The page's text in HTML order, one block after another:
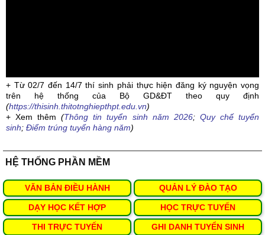
+ Từ 02/7 đến 14/7 thí sinh phải thực hiện đăng ký nguyện vọng
trên hệ thống của Bộ GD&ĐT theo quy định
(https://thisinh.thitotnghiepthpt.edu.vn)
+ Xem thêm(Thông tin tuyển sinh năm 2026; Quy chế tuyển
sinh; Điểm trúng tuyển hàng năm)
HỆ THỐNG PHẦN MỀM
VĂN BẢN ĐIỀU HÀNH QUẢN LÝ ĐÀO TẠO
DẠY HỌC KẾT HỢP HỌC TRỰC TUYẾN
THI TRỰC TUYẾN GHI DANH TUYỂN SINH